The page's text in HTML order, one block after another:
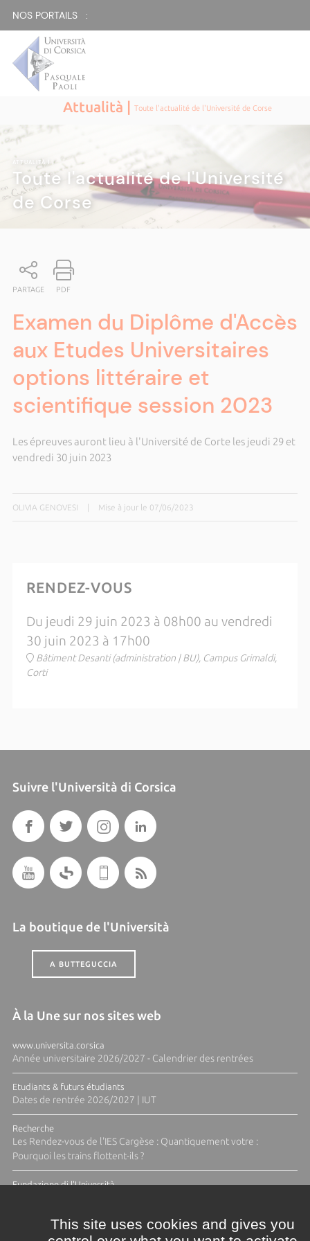
NOS PORTAILS :
Attualità |Toute l'actualité de l'Université de Corse
ATTUALITÀ|
Toute l'actualité de l'Université
de Corse
PARTAGE PDF
Examen du Diplôme d'Accès
aux Etudes Universitaires
options littéraire et
scientifique session 2023
Les épreuves auront lieu à l'Université de Corte les jeudi 29 et
vendredi 30 juin 2023
OLIVIA GENOVESI Mise à jour le 07/06/2023
RENDEZ-VOUS
Du jeudi 29 juin 2023 à 08h00 au vendredi
30 juin 2023 à 17h00
Bâtiment Desanti (administration | BU), Campus Grimaldi,
Corti
Suivre l'Università di Corsica
La boutique de l'Università
A BUTTEGUCCIA
À la Une sur nos sites web
www.universita.corsica
Année universitaire 2026/2027 - Calendrier des rentrées
Etudiants & futurs étudiants
Dates de rentrée 2026/2027 | IUT
Recherche
Les Rendez-vous de l'IES Cargèse : Quantiquement votre :
Pourquoi les trains flottent-ils ?
Fundazione di l'Università
This site uses cookies and gives you